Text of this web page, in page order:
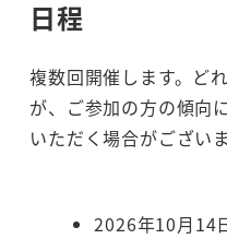
日程
複数回開催します。ど
が、ご参加の方の傾向
いただく場合がございま
2026年10月14